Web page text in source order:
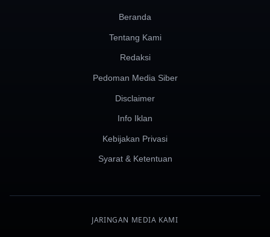
Beranda
Tentang Kami
Redaksi
Pedoman Media Siber
Disclaimer
Info Iklan
Kebijakan Privasi
Syarat & Ketentuan
JARINGAN MEDIA KAMI